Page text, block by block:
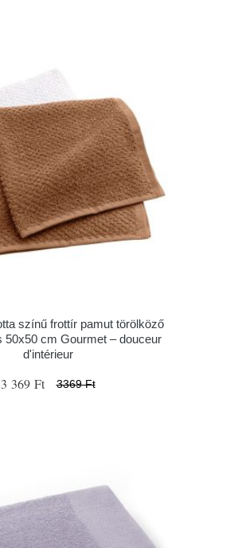
színű frottír pamut törölköző
50x50 cm Gourmet – douceur
d'intérieur
3 369 Ft 3369 Ft